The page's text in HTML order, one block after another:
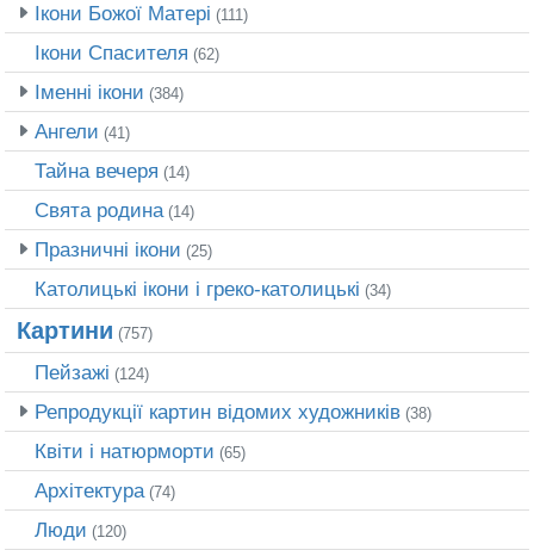
Ікони Божої Матері (111)
Ікони Спасителя (62)
Іменні ікони (384)
Ангели (41)
Тайна вечеря (14)
Свята родина(14)
Празничні ікони (25)
Католицькі ікони і греко-католицькі (34)
Картини (757)
Пейзажі (124)
Репродукції картин відомих художників (38)
Квіти і натюрморти (65)
Архітектура(74)
Люди (120)